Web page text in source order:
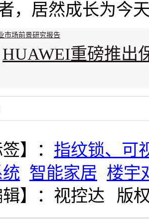
，居然成长为今
市场前景研究报告
HUAWEI重磅推出
】： 指纹锁、可
智能家居 楼宇
】： 视控达 版